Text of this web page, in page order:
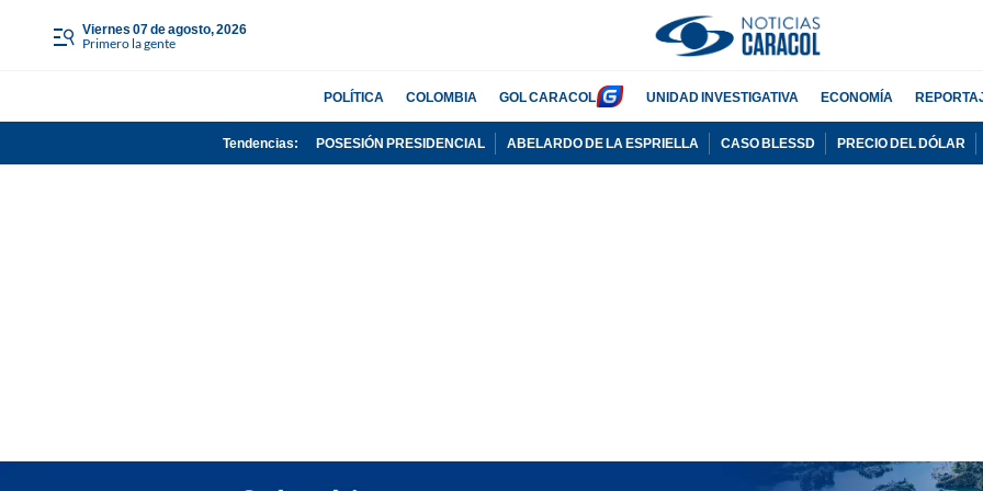
viernes 07 de agosto, 2026
Primero la gente
POLÍTICA COLOMBIA GOL CARACOL UNIDAD INVESTIGATIVA ECONOMÍA
Tendencias: POSESIÓN PRESIDENCIAL ABELARDO DE LA ESPRIELLA CASO BLESSD PRECIO DEL DÓLAR